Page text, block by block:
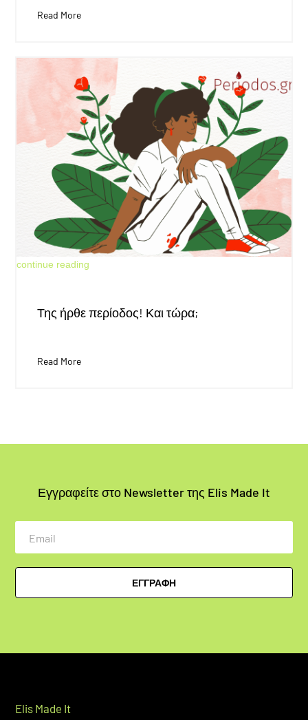
Read More
May 30, 2026
Της ήρθε περίοδος! Και τώρα;
Read More
continue reading
Εγγραφείτε στο Newsletter της Elis Made It
Email
ΕΓΓΡΑΦΗ
Elis Made It